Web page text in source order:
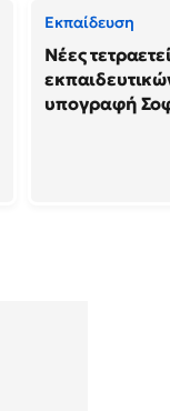
Εκπαίδευση
Νέες
υπογραφή